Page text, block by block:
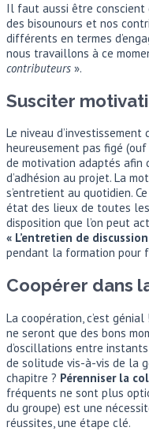
Il faut aussi être conscient
des bisounours et nos
différents en termes
nous travaillons à ce
contributeurs ».
Susciter
Le niveau
heureusement pas figé
de motivation adaptés afin
d’adhésion au projet. La
s’entretient au quotidien.
état des lieux de toutes
disposition que l’on peut
« L’entretien de
pendant la formation pour
Coopérer dans
La coopération, c’est
ne seront que des bons
d’oscillations entre
de solitude vis-à-vis de la
chapitre ? Pérenniser la
fréquents ne sont plus
du groupe) est une
réussites, une étape clé.